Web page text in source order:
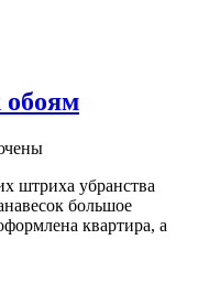
штриха убранства
большое
квартира, а